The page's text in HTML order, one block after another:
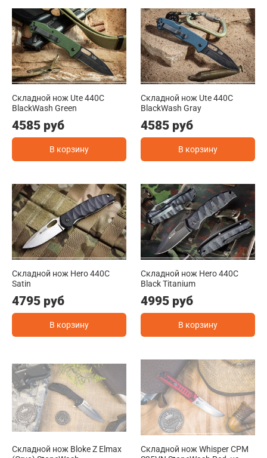
Складной нож Ute 440C
BlackWash Green
4585 руб
В корзину
Складной нож Ute 440C
BlackWash Gray
4585 руб
В корзину
Складной нож Hero 440C
Satin
4795 руб
В корзину
Складной нож Hero 440C
Black Titanium
4995 руб
В корзину
Складной нож Bloke Z Elmax
Складной нож Whisper CPM